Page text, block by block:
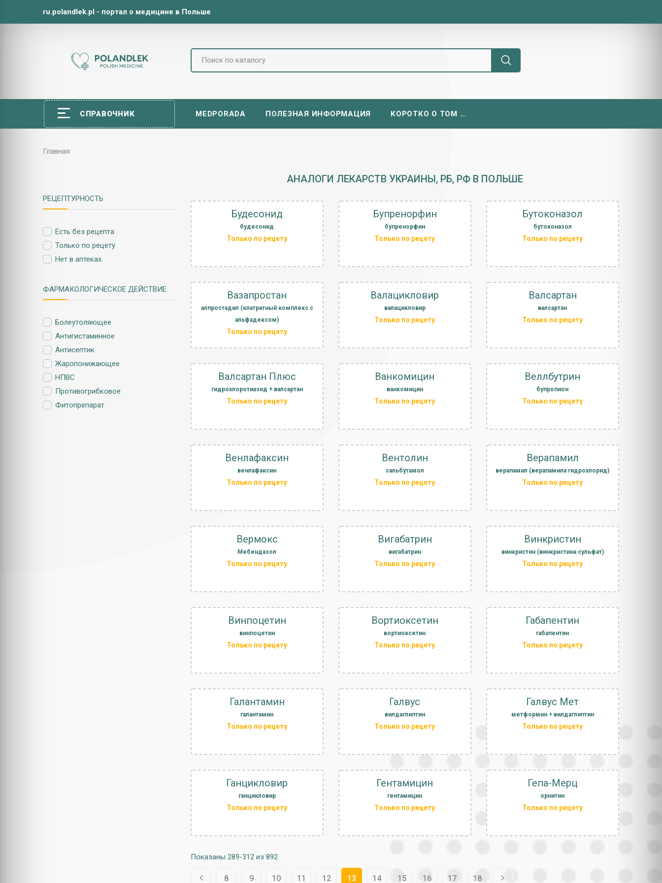
ru.polandlek.pl - портал о медицине в Польше
СПРАВОЧНИК MEDPORADA ПОЛЕЗНАЯ ИНФОРМАЦИЯ КОРОТКО О ТОМ ...
Главная
АНАЛОГИ ЛЕКАРСТВ УКРАИНЫ, РБ, РФ В ПОЛЬШЕ
Будесонид
будесонид
Только по рецету
Бупренорфин
бупренорфин
Только по рецету
Бутоконазол
бутоконазол
Только по рецету
Вазапростан
алпростадил (клатратный комплекс с
альфадексом)
Только по рецету
Валацикловир
валацикловир
Только по рецету
Валсартан
валсартан
Только по рецету
Валсартан Плюс
гидрохлоротиазид + валсартан
Только по рецету
Ванкомицин
ванкомицин
Только по рецету
Веллбутрин
бупропион
Только по рецету
Венлафаксин
венлафаксин
Только по рецету
Вентолин
сальбутамол
Только по рецету
Верапамил
верапамил (верапамила гидрохлорид)
Только по рецету
Вермокс
Мебендазол
Только по рецету
Вигабатрин
вигабатрин
Только по рецету
Винкристин
винкристин (винкристина сульфат)
Только по рецету
Винпоцетин
винпоцетин
Только по рецету
Вортиоксетин
вортиоксетин
Только по рецету
Габапентин
габапентин
Только по рецету
Галантамин
галантамин
Только по рецету
Галвус
вилдаглиптин
Только по рецету
Галвус Мет
метформин + вилдаглиптин
Только по рецету
Ганцикловир
ганцикловир
Только по рецету
Гентамицин
гентамицин
Только по рецету
Гепа-Мерц
орнитин
Только по рецету
Показаны 289-312 из 892
8 9 10 11 12 13 14 15 16 17 18
РЕЦЕПТУРНОСТЬ
Есть без рецепта
Только по рецету
Нет в аптеках
ФАРМАКОЛОГИЧЕСКОЕ ДЕЙСТВИЕ
Болеутоляющее
Антигистаминное
Антисептик
Жаропонижающее
НПВС
Противогрибковое
Фитопрепарат